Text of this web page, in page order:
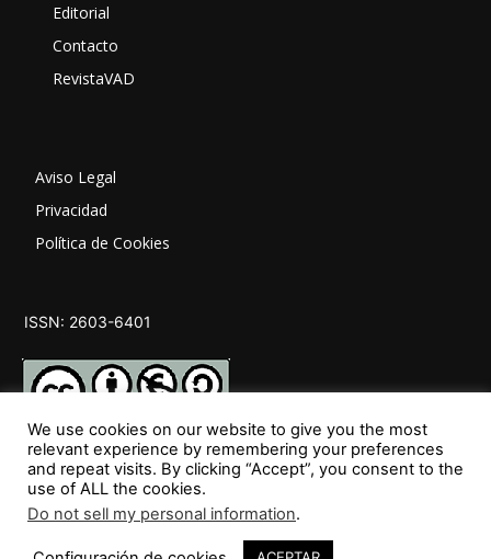
Editorial
Contacto
RevistaVAD
Aviso Legal
Privacidad
Política de Cookies
ISSN: 2603-6401
SÍGUENOS
We use cookies on our website to give you the most
relevant experience by remembering your preferences
and repeat visits. By clicking “Accept”, you consent to the
use of ALL the cookies.
Do not sell my personal information.